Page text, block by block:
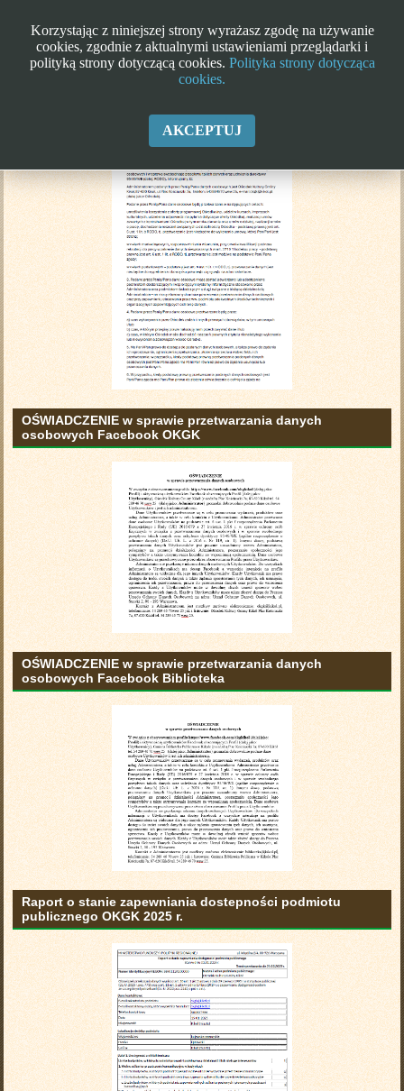
Klauzula informacyjna RODO
OŚWIADCZENIE w sprawie przetwarzania danych
osobowych Facebook OKGK
OŚWIADCZENIE w sprawie przetwarzania danych
osobowych Facebook Biblioteka
Raport o stanie zapewniania dostepności podmiotu
publicznego OKGK 2025 r.
Korzystając z niniejszej strony wyrażasz zgodę na używanie
cookies, zgodnie z aktualnymi ustawieniami przeglądarki i
polityką strony dotyczącą cookies. Polityka strony dotycząca
cookies.
AKCEPTUJ